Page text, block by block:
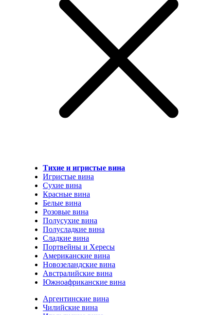
Тихие и игристые вина
Игристые вина
Сухие вина
Красные вина
Белые вина
Розовые вина
Полусухие вина
Полусладкие вина
Сладкие вина
Портвейны и Хересы
Американские вина
Новозеландские вина
Австралийские вина
Южноафриканские вина
Аргентинские вина
Чилийские вина